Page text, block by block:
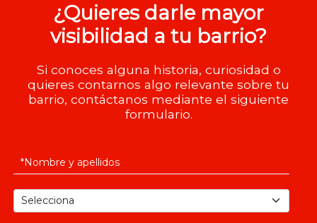
¿Quieres darle mayor
visibilidad a tu barrio?
Si conoces alguna historia, curiosidad o
quieres contarnos algo relevante sobre tu
barrio, contáctanos mediante el siguiente
formulario.